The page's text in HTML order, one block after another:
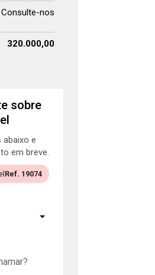
Consulte-nos
320.000,00
sobre
abaixo e
em breve.
Ref. 19074